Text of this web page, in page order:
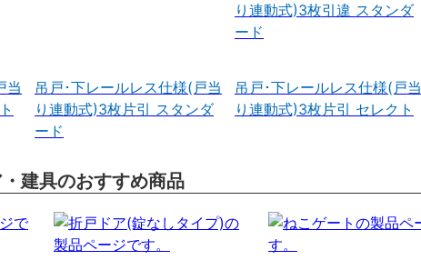
り連動式)3枚引違 スタンダ
ード
当
吊戸･下レールレス仕様(戸当
り連動式)3枚片引 スタンダ
ード
吊戸･下レールレス仕様(戸当
り連動式)3枚片引 セレクト
建具のおすすめ商品